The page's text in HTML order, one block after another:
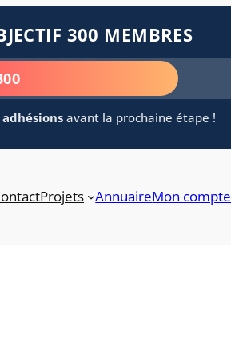
300 MEMBRES
adhésionsavant la prochaine étape !
Projets AnnuaireMon compte